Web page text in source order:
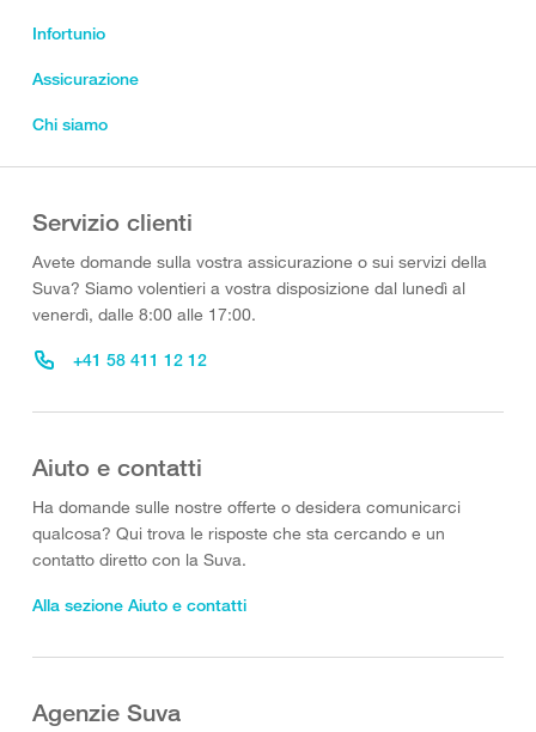
Infortunio
Assicurazione
Chi siamo
Servizio clienti
Avete domande sulla vostra assicurazione o sui servizi della
Suva? Siamo volentieri a vostra disposizione dal lunedì al
venerdì, dalle 8:00 alle 17:00.
+41 58 411 12 12
Aiuto e contatti
Ha domande sulle nostre offerte o desidera comunicarci
qualcosa? Qui trova le risposte che sta cercando e un
contatto diretto con la Suva.
Alla sezione Aiuto e contatti
Agenzie Suva